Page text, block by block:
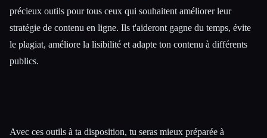
précieux outils pour tous ceux qui souhaitent améliorer leur
stratégie de contenu en ligne. Ils t'aideront gagne du temps, évite
le plagiat, améliore la lisibilité et adapte ton contenu à différents
publics.
Avec ces outils à ta disposition, tu seras mieux préparée à